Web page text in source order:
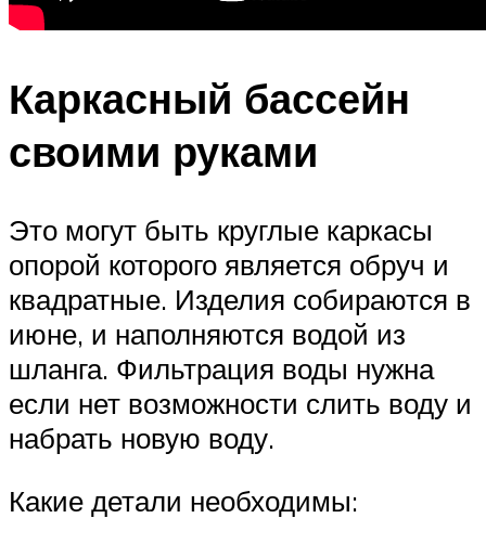
Каркасный бассейн
своими руками
Это могут быть круглые каркасы
опорой которого является обруч и
квадратные. Изделия собираются в
июне, и наполняются водой из
шланга. Фильтрация воды нужна
если нет возможности слить воду и
набрать новую воду.
Какие детали необходимы: